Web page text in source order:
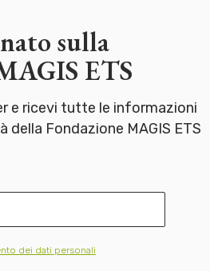
sulla
ETS
e ricevi tutte le informazioni
Fondazione MAGIS ETS
dei dati personali